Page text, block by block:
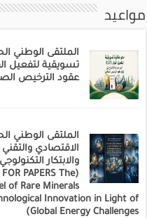
مواعيد
الملتقى الوطني
عقود الترخيص
الملتقى الوطني
الاقتصادي والتقني
والابتكار
PAPERS The
of Rare Minerals
Innovation in Light of
Global Energy Challenges)